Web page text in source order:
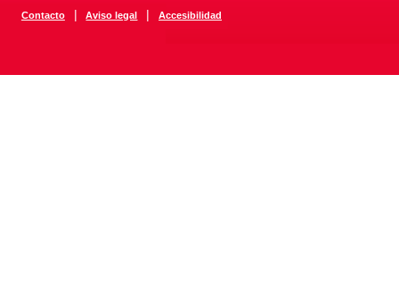
Contacto | Aviso legal | Accesibilidad